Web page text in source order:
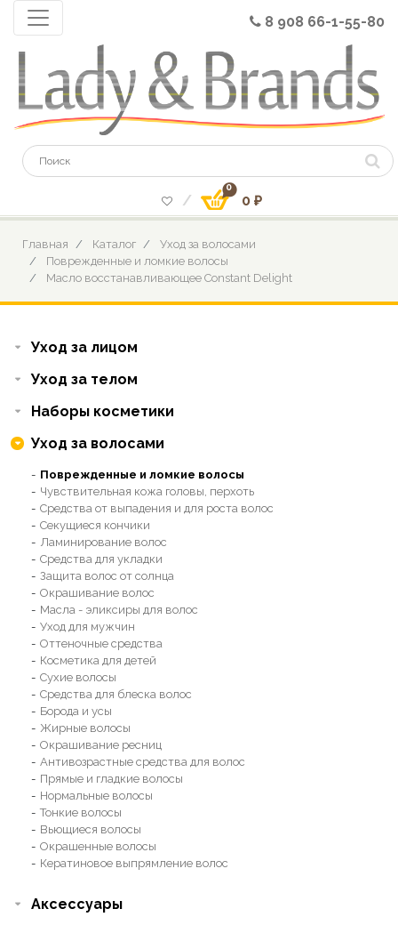
8 908 66-1-55-80
0
0 ₽
Главная Каталог
Уход за волосами
Поврежденные и ломкие волосы
Масло восстанавливающее Constant Delight
Уход за лицом
Уход за телом
Наборы косметики
Уход за волосами
Поврежденные и ломкие волосы
Чувствительная кожа головы, перхоть
Средства от выпадения и для роста волос
Секущиеся кончики
Ламинирование волос
Средства для укладки
Защита волос от солнца
Окрашивание волос
Масла - эликсиры для волос
Уход для мужчин
Оттеночные средства
Косметика для детей
Сухие волосы
Средства для блеска волос
Борода и усы
Жирные волосы
Окрашивание ресниц
Антивозрастные средства для волос
Прямые и гладкие волосы
Нормальные волосы
Тонкие волосы
Вьющиеся волосы
Окрашенные волосы
Кератиновое выпрямление волос
Аксессуары